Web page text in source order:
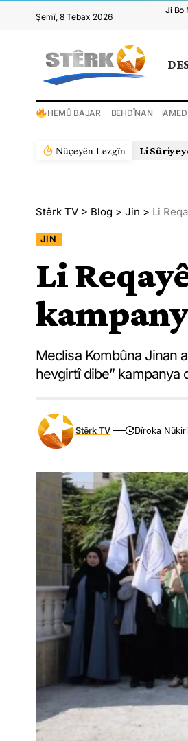
Şemî, 8 Tebax 2026
Ji Bo
HEMÛ BAJAR BEHDÎNAN AMED
Nûçeyên Lezgîn Li
Stêrk TV > Blog > Jin > Li
JIN
Li
Meclisa Kombûna Jinan
hevgirtî dibe” kampanya
Stêrk TV Dîroka